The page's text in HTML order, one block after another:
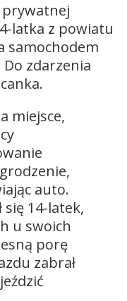
latka z powiatu
samochodem
zdarzenia
miejsce,
auto.
się 14-latek,
u swoich
porę
zabrał